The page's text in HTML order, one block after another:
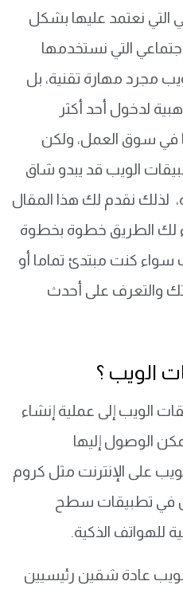
التي نعتمد عليها بشكل
التي نستخدمها
مجرد مهارة تقنية، بل
لدخول أحد أكثر
في سوق العمل، ولكن
الويب قد يبدو شاق
لذلك نقدم لك هذا المقال
لك الطريق خطوة بخطوة
كنت مبتدئ تماما أو
والتعرف على أحدث
الويب ؟
الويب إلى عملية إنشاء
الوصول إليها
على الإنترنت مثل كروم
في تطبيقات سطح
للهواتف الذكية.
عادة شقين رئيسيين